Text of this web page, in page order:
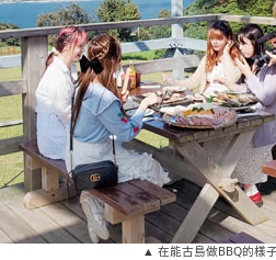
▲ 在能古島做BBQ的樣子